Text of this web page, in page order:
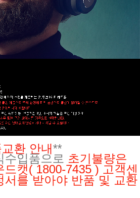
환 안내**
수입품으로 초기불량은
드캣( 1800-7435 ) 고객센
서를 받아야 반품 및 교환